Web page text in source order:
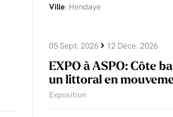
Ville: Hendaye
05 Sept. 2026 12 Déce. 2026
EXPO à ASPO: Côte
un littoral en
Exposition